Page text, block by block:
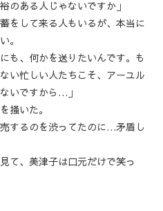
のある人じゃないですか」
をして来る人もいるが、本当に
。
も、何かを送りたいんです。も
い忙しい人たちこそ、アーユル
いですから…」
掻いた。
するのを渋ってたのに…矛盾し
て、美津子は口元だけで笑っ